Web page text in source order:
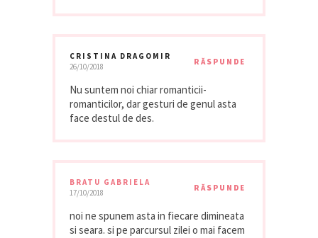
CRISTINA DRAGOMIR
26/10/2018
RĂSPUNDE
Nu suntem noi chiar romanticii-
romanticilor, dar gesturi de genul asta
face destul de des.
BRATU GABRIELA
17/10/2018
RĂSPUNDE
noi ne spunem asta in fiecare dimineata
si seara. si pe parcursul zilei o mai facem